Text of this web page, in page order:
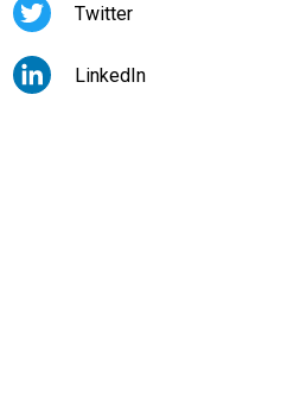
Twitter
LinkedIn